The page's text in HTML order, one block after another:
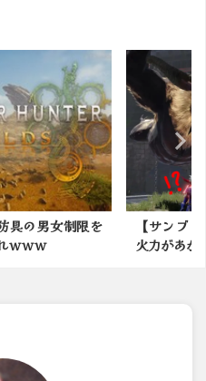
火力スキルより
系の鉄...
モンスタ
の余地有る